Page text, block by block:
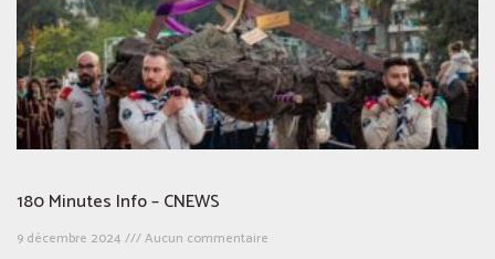
180 Minutes Info – CNEWS
9 décembre 2024 Aucun commentaire